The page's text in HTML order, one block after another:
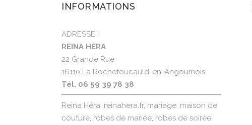
INFORMATIONS
ADRESSE :
REINA HERA
22 Grande Rue
16110 La Rochefoucauld-en-Angoumois
Tél. 06 59 39 78 38
Reina Héra, reinahera.fr, mariage, maison de
couture, robes de mariée, robes de soirée,